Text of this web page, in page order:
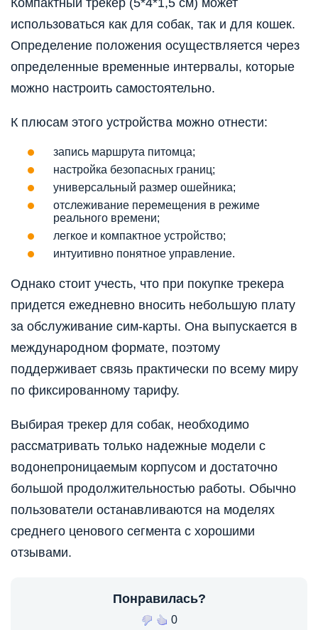
Компактный трекер (5*4*1,5 см) может
использоваться как для собак, так и для кошек.
Определение положения осуществляется через
определенные временные интервалы, которые
можно настроить самостоятельно.
К плюсам этого устройства можно отнести:
запись маршрута питомца;
настройка безопасных границ;
универсальный размер ошейника;
отслеживание перемещения в режиме
реального времени;
легкое и компактное устройство;
интуитивно понятное управление.
Однако стоит учесть, что при покупке трекера
придется ежедневно вносить небольшую плату
за обслуживание сим-карты. Она выпускается в
международном формате, поэтому
поддерживает связь практически по всему миру
по фиксированному тарифу.
Выбирая трекер для собак, необходимо
рассматривать только надежные модели с
водонепроницаемым корпусом и достаточно
большой продолжительностью работы. Обычно
пользователи останавливаются на моделях
среднего ценового сегмента с хорошими
отзывами.
Понравилась?
0